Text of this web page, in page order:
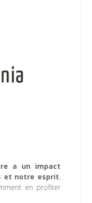
a un impact
et notre esprit,
en profiter